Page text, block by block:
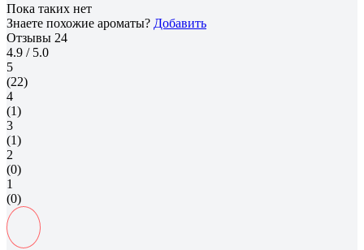
Пока таких нет
Знаете похожие ароматы? Добавить
Отзывы 24
4.9 / 5.0
5
(22)
4
(1)
3
(1)
2
(0)
1
(0)